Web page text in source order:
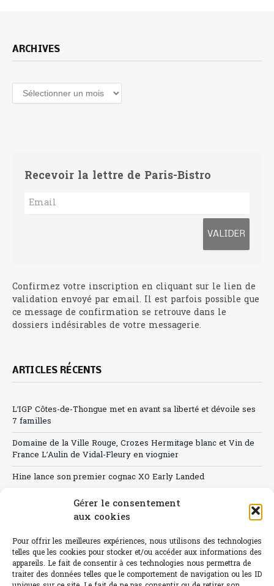
Gérer le consentement
aux cookies
Pour offrir les meilleures expériences, nous utilisons des technologies
telles que les cookies pour stocker et/ou accéder aux informations des
appareils. Le fait de consentir à ces technologies nous permettra de
traiter des données telles que le comportement de navigation ou les ID
ARCHIVES
Archives
Recevoir la lettre de Paris-Bistro
Confirmez votre inscription en cliquant sur le lien de
validation envoyé par email. Il est parfois possible que
ce message de confirmation se retrouve dans le
dossiers indésirables de votre messagerie.
ARTICLES RÉCENTS
L’IGP Côtes-de-Thongue met en avant sa liberté et dévoile ses
7 familles
Domaine de la Ville Rouge, Crozes Hermitage blanc et Vin de
France L’Aulin de Vidal-Fleury en viognier
Hine lance son premier cognac XO Early Landed
Canicule : A quand le CHR à « l’heure espagnole » ?
Sélection de rosés 2026